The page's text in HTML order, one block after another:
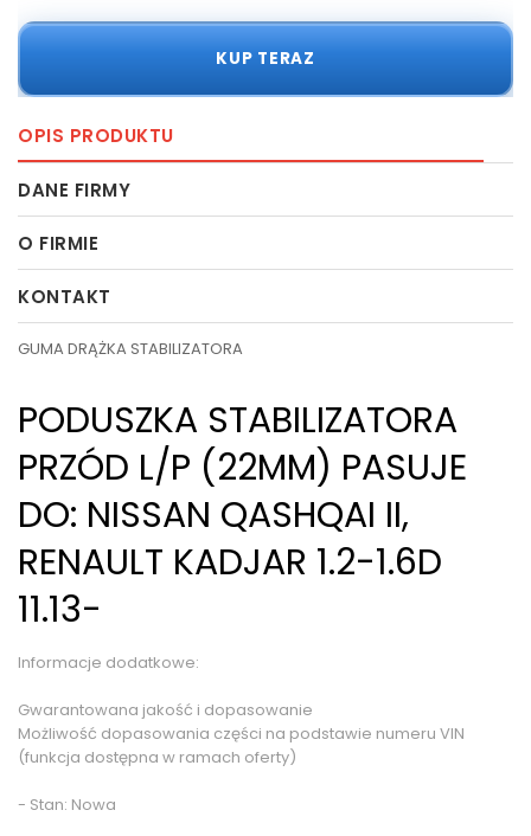
KUP TERAZ
OPIS PRODUKTU
DANE FIRMY
O FIRMIE
KONTAKT
GUMA DRĄŻKA STABILIZATORA
PODUSZKA STABILIZATORA
PRZÓD L/P (22MM) PASUJE
DO: NISSAN QASHQAI II,
RENAULT KADJAR 1.2-1.6D
11.13-
Informacje dodatkowe:
Gwarantowana jakość i dopasowanie
Możliwość dopasowania części na podstawie numeru VIN
(funkcja dostępna w ramach oferty)
- Stan: Nowa